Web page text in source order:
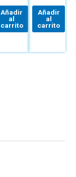
Añadir
al
carrito
Añadir
al
carrito